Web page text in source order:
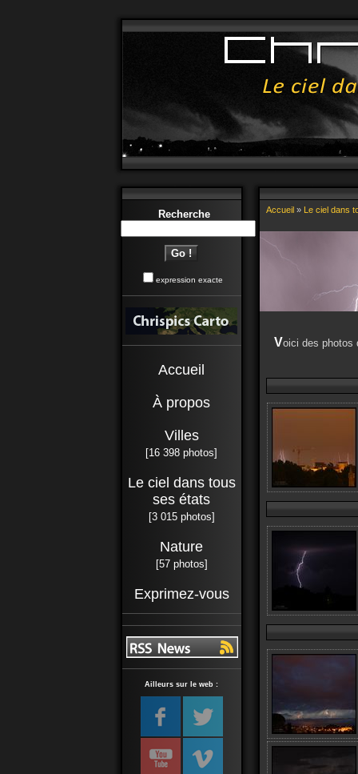
Recherche
expression exacte
Accueil
À propos
Villes
[16 398 photos]
Le ciel dans tous
ses états
[3 015 photos]
Nature
[57 photos]
Exprimez-vous
Ailleurs sur le web :
Accueil» Le ciel dans
Voici des photos